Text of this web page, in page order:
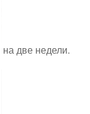
две недели.